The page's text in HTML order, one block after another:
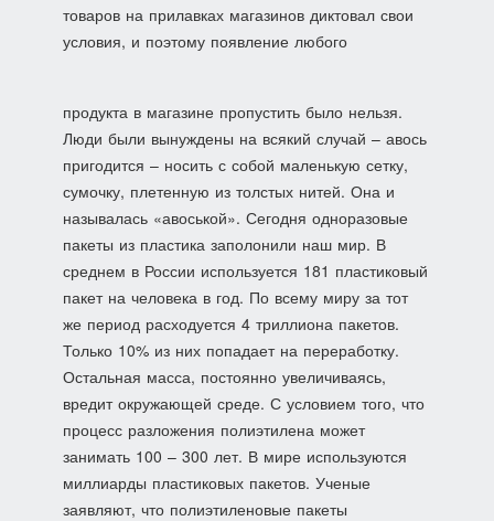
товаров на прилавках магазинов диктовал свои
условия, и поэтому появление любого
продукта в магазине пропустить было нельзя.
Люди были вынуждены на всякий случай – авось
пригодится – носить с собой маленькую сетку,
сумочку, плетенную из толстых нитей. Она и
называлась «авоськой». Сегодня одноразовые
пакеты из пластика заполонили наш мир. В
среднем в России используется 181 пластиковый
пакет на человека в год. По всему миру за тот
же период расходуется 4 триллиона пакетов.
Только 10% из них попадает на переработку.
Остальная масса, постоянно увеличиваясь,
вредит окружающей среде. С условием того, что
процесс разложения полиэтилена может
занимать 100 – 300 лет. В мире используются
миллиарды пластиковых пакетов. Ученые
заявляют, что полиэтиленовые пакеты